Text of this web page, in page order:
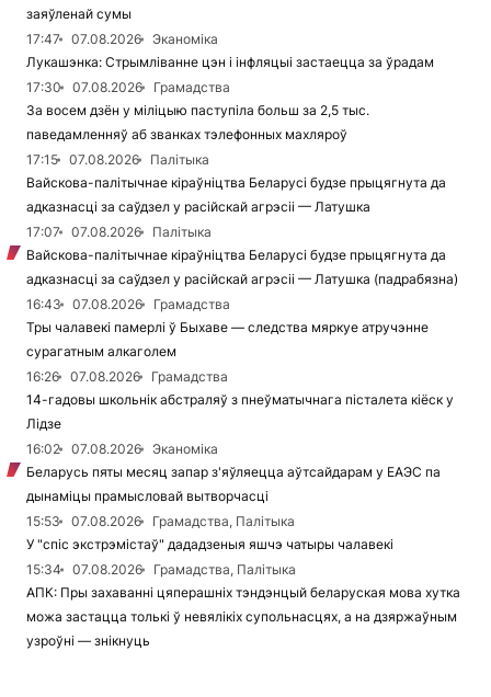
заяўленай сумы
17:47
07.08.2026
Эканоміка
Лукашэнка: Стрымліванне цэн і інфляцыі застаецца за ўрадам
17:30
07.08.2026
Грамадства
За восем дзён у міліцыю паступіла больш за 2,5 тыс.
паведамленняў аб званках тэлефонных махляроў
17:15
07.08.2026
Палітыка
Вайскова-палітычнае кіраўніцтва Беларусі будзе прыцягнута да
адказнасці за саўдзел у расійскай агрэсіі — Латушка
17:07
07.08.2026
Палітыка
Вайскова-палітычнае кіраўніцтва Беларусі будзе прыцягнута да
адказнасці за саўдзел у расійскай агрэсіі — Латушка (падрабязна)
16:43
07.08.2026
Грамадства
Тры чалавекі памерлі ў Быхаве — следства мяркуе атручэнне
сурагатным алкаголем
16:26
07.08.2026
Грамадства
14-гадовы школьнік абстраляў з пнеўматычнага пісталета кіёск у
Лідзе
16:02
07.08.2026
Эканоміка
Беларусь пяты месяц запар з'яўляецца аўтсайдарам у ЕАЭС па
дынаміцы прамысловай вытворчасці
15:53
07.08.2026
Грамадства, Палітыка
У "спіс экстрэмістаў" дададзеныя яшчэ чатыры чалавекі
15:34
07.08.2026
Грамадства, Палітыка
АПК: Пры захаванні цяперашніх тэндэнцый беларуская мова хутка
можа застацца толькі ў невялікіх супольнасцях, а на дзяржаўным
узроўні — знікнуць